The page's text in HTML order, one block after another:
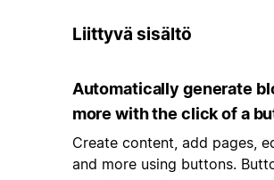
Liittyvä sisältö
Automatically generate
more with the click of a
Create content, add pages,
and more using buttons.